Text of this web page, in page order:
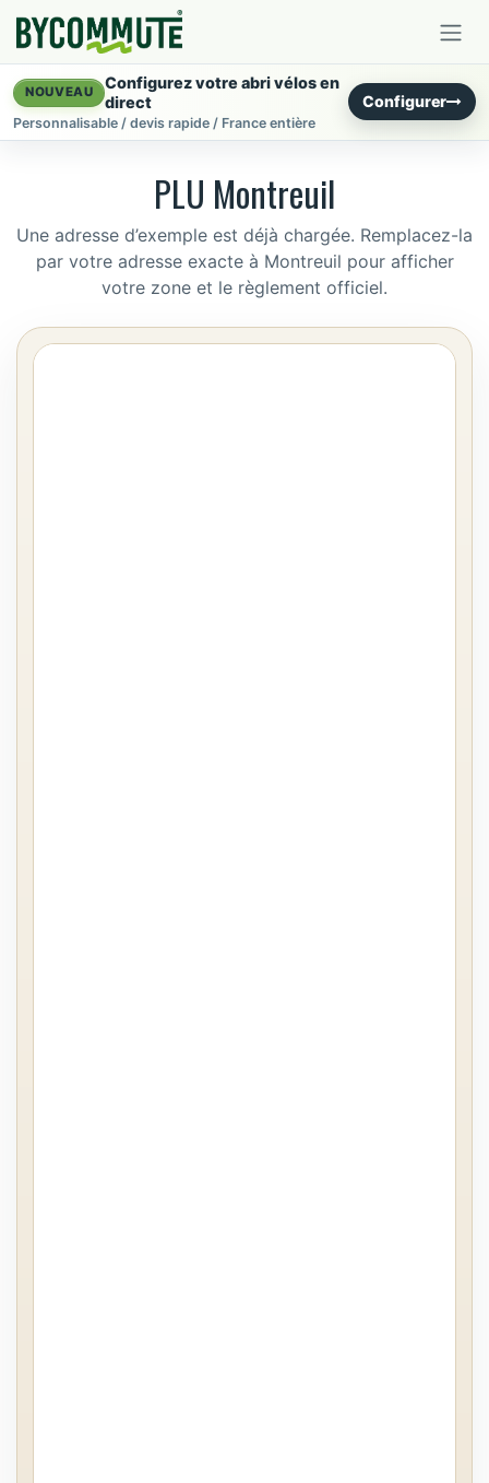
NOUVEAU
Configurez votre abri vélos en
direct
Personnalisable / devis rapide / France entière
Configurer
PLU Montreuil
Une adresse d’exemple est déjà chargée. Remplacez-la
par votre adresse exacte à Montreuil pour afficher
votre zone et le règlement officiel.